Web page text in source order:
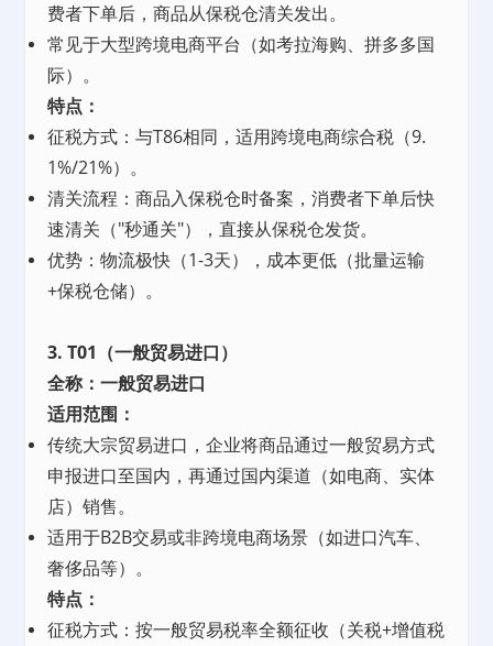
费者下单后，商品从保税仓清关发出。
常见于大型跨境电商平台（如考拉海购、拼多多国
际）。
特点：
征税方式：与T86相同，适用跨境电商综合税（9.
1%/21%）。
清关流程：商品入保税仓时备案，消费者下单后快
速清关（"秒通关"），直接从保税仓发货。
优势：物流极快（1-3天），成本更低（批量运输
+保税仓储）。
3. T01（一般贸易进口）
全称：一般贸易进口
适用范围：
传统大宗贸易进口，企业将商品通过一般贸易方式
申报进口至国内，再通过国内渠道（如电商、实体
店）销售。
适用于B2B交易或非跨境电商场景（如进口汽车、
奢侈品等）。
特点：
征税方式：按一般贸易税率全额征收（关税+增值税